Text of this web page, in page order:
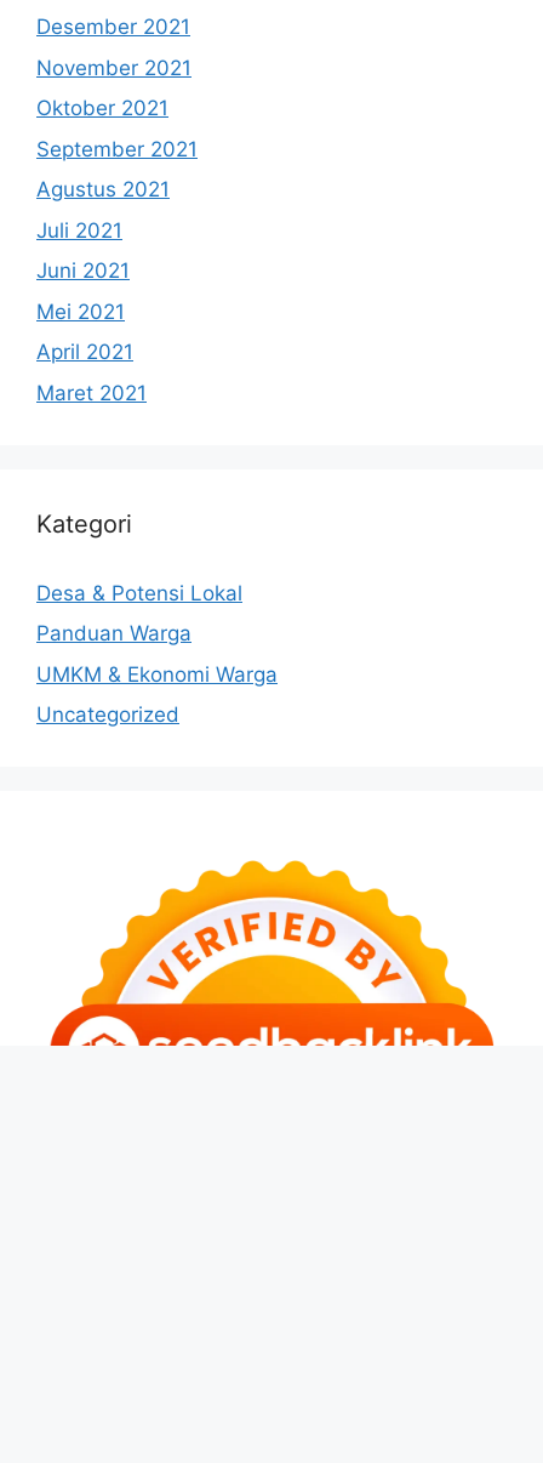
Desember 2021
November 2021
Oktober 2021
September 2021
Agustus 2021
Juli 2021
Juni 2021
Mei 2021
April 2021
Maret 2021
Kategori
Desa & Potensi Lokal
Panduan Warga
UMKM & Ekonomi Warga
Uncategorized